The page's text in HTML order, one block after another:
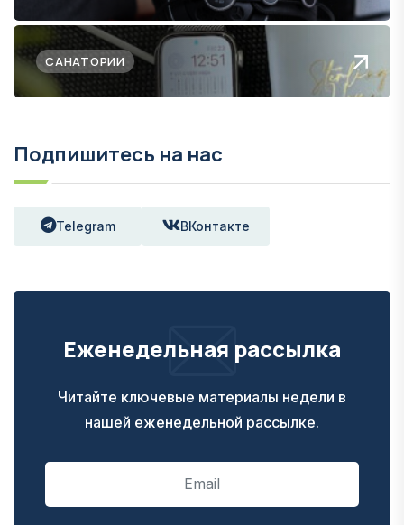
САНАТОРИИ
Подпишитесь на нас
Telegram ВКонтакте
Еженедельная рассылка
Читайте ключевые материалы недели в
нашей еженедельной рассылке.